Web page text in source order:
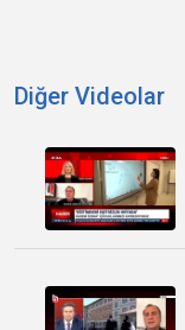
Diğer Videolar